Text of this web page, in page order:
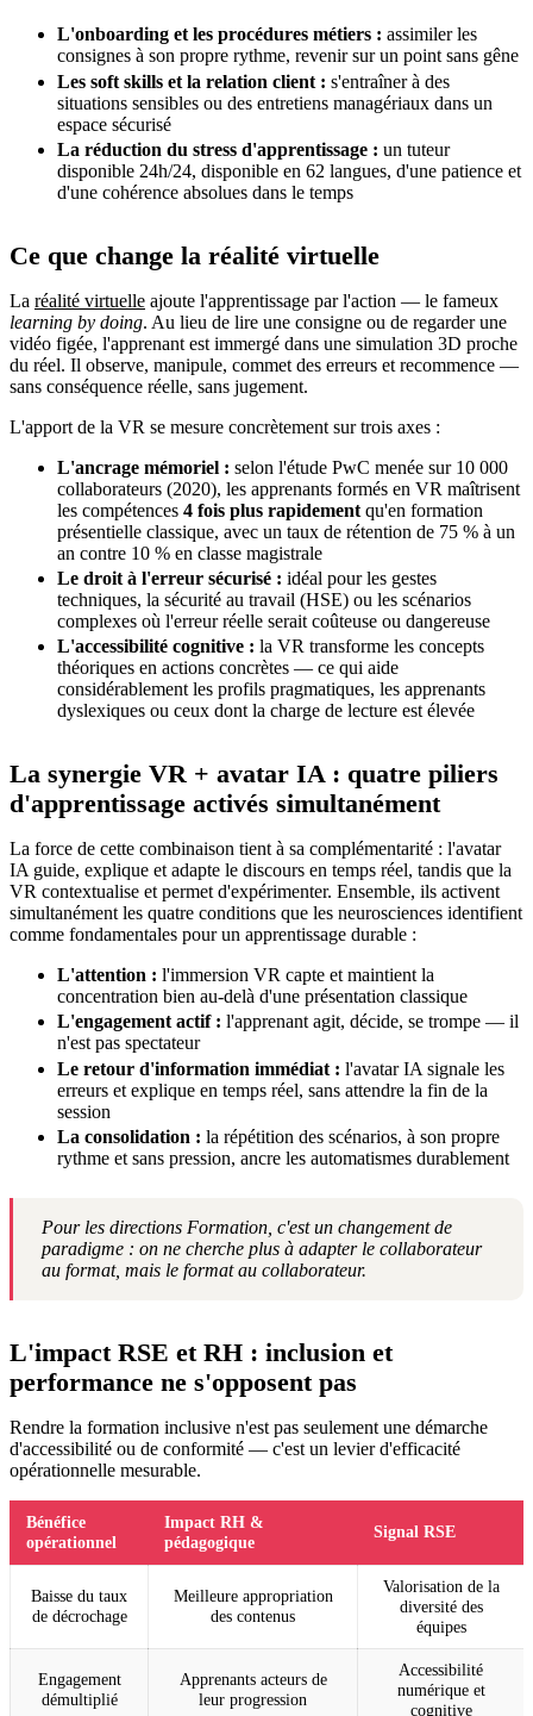
L'onboarding et les procédures métiers : assimiler les
consignes à son propre rythme, revenir sur un point sans gêne
Les soft skills et la relation client : s'entraîner à des
situations sensibles ou des entretiens managériaux dans un
espace sécurisé
La réduction du stress d'apprentissage : un tuteur
disponible 24h/24, disponible en 62 langues, d'une patience et
d'une cohérence absolues dans le temps
Ce que change la réalité virtuelle
La réalité virtuelle ajoute l'apprentissage par l'action — le fameux
learning by doing. Au lieu de lire une consigne ou de regarder une
vidéo figée, l'apprenant est immergé dans une simulation 3D proche
du réel. Il observe, manipule, commet des erreurs et recommence —
sans conséquence réelle, sans jugement.
L'apport de la VR se mesure concrètement sur trois axes :
L'ancrage mémoriel : selon l'étude PwC menée sur 10 000
collaborateurs (2020), les apprenants formés en VR maîtrisent
les compétences 4 fois plus rapidement qu'en formation
présentielle classique, avec un taux de rétention de 75 % à un
an contre 10 % en classe magistrale
Le droit à l'erreur sécurisé : idéal pour les gestes
techniques, la sécurité au travail (HSE) ou les scénarios
complexes où l'erreur réelle serait coûteuse ou dangereuse
L'accessibilité cognitive : la VR transforme les concepts
théoriques en actions concrètes — ce qui aide
considérablement les profils pragmatiques, les apprenants
dyslexiques ou ceux dont la charge de lecture est élevée
La synergie VR + avatar IA : quatre piliers
d'apprentissage activés simultanément
La force de cette combinaison tient à sa complémentarité : l'avatar
IA guide, explique et adapte le discours en temps réel, tandis que la
VR contextualise et permet d'expérimenter. Ensemble, ils activent
simultanément les quatre conditions que les neurosciences identifient
comme fondamentales pour un apprentissage durable :
L'attention : l'immersion VR capte et maintient la
concentration bien au-delà d'une présentation classique
L'engagement actif : l'apprenant agit, décide, se trompe — il
n'est pas spectateur
Le retour d'information immédiat : l'avatar IA signale les
erreurs et explique en temps réel, sans attendre la fin de la
session
La consolidation : la répétition des scénarios, à son propre
rythme et sans pression, ancre les automatismes durablement
Pour les directions Formation, c'est un changement de
paradigme : on ne cherche plus à adapter le collaborateur
au format, mais le format au collaborateur.
L'impact RSE et RH : inclusion et
performance ne s'opposent pas
Rendre la formation inclusive n'est pas seulement une démarche
d'accessibilité ou de conformité — c'est un levier d'efficacité
opérationnelle mesurable.
Bénéfice
opérationnel
Impact RH &
pédagogique
Signal RSE
Baisse du taux
de décrochage
Meilleure appropriation
des contenus
Valorisation de la
diversité des
équipes
Engagement
démultiplié
Apprenants acteurs de
leur progression
Accessibilité
numérique et
cognitive